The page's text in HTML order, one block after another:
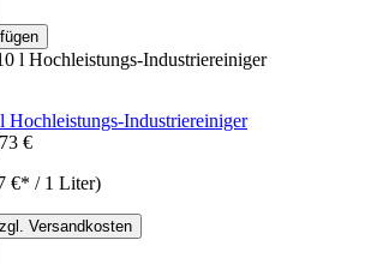
Hochleistungs-Industriereiniger
€
€* / 1 Liter)
Versandkosten